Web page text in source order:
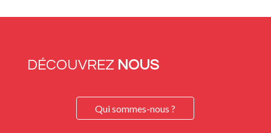
DÉCOUVREZ NOUS
Qui sommes-nous ?